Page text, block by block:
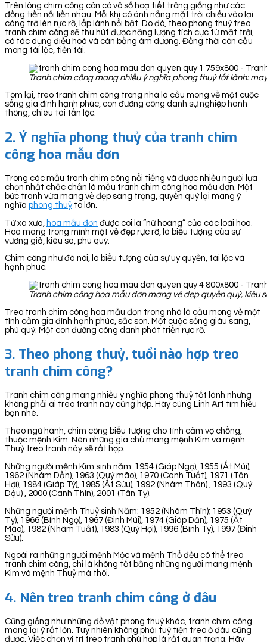
Trên lông chim công còn có vô số hoạ tiết trông giống như các
đồng tiền nối liền nhau. Mỗi khi có ánh nắng mặt trời chiếu vào lại
càng trở lên rực rỡ, lấp lánh nổi bật. Do đó, theo phong thuỷ treo
tranh chim công sẽ thu hút được năng lượng tích cực từ mặt trời,
có tác dụng điều hoà và cân bằng âm dương. Đồng thời còn cầu
mong tài lộc, tiền tài.
Tranh chim công mang nhiều ý nghĩa phong thuỷ tốt lành:
Tóm lại, treo tranh chim công trong nhà là cầu mong về một cuộc
sống gia đình hạnh phúc, con đường công danh sự nghiệp hanh
thông, chiêu tài tấn lộc.
2. Ý nghĩa phong thuỷ của tranh chim
công hoa mẫu đơn
Trong các mẫu tranh chim công nổi tiếng và được nhiều người lựa
chọn nhất chắc chắn là mẫu tranh chim công hoa mẫu đơn. Một
bức tranh vừa mang vẻ đẹp sang trọng, quyền quý lại mang ý
nghĩa phong thuỷ to lớn.
Từ xa xưa, hoa mẫu đơn được coi là “nữ hoàng” của các loài hoa.
Hoa mang trong mình một vẻ đẹp rực rỡ, là biểu tượng của sự
vương giả, kiêu sa, phú quý.
Chim công như đã nói, là biểu tượng của sự uy quyền, tài lộc và
hạnh phúc.
Tranh chim công hoa mẫu đơn mang vẻ đẹp quyền quý, kiêu
Treo tranh chim công hoa mẫu đơn trong nhà là cầu mong về một
tình cảm gia đình hạnh phúc, sắc son. Một cuộc sống giàu sang,
phú quý. Một con đường công danh phát triển rực rỡ.
3. Theo phong thuỷ, tuổi nào hợp treo
tranh chim công?
Tranh chim công mang nhiều ý nghĩa phong thuỷ tốt lành nhưng
không phải ai treo tranh này cũng hợp. Hãy cùng Linh Art tìm hiểu
bạn nhé.
Theo ngũ hành, chim công biểu tượng cho tình cảm vợ chồng,
thuộc mệnh Kim. Nên những gia chủ mang mệnh Kim và mệnh
Thuỷ treo tranh này sẽ rất hợp.
Những người mệnh Kim sinh năm: 1954 (Giáp Ngọ), 1955 (Ất Mùi),
1962 (Nhâm Dần), 1963 (Quý mão), 1970 (Canh Tuất), 1971 (Tân
Hợi), 1984 (Giáp Tý), 1985 (Ất Sửu), 1992 (Nhâm Thân) , 1993 (Quý
Dậu) , 2000 (Canh Thìn), 2001 (Tân Tỵ).
Những người mệnh Thuỷ sinh Năm: 1952 (Nhâm Thìn); 1953 (Quý
Tỵ), 1966 (Bính Ngọ), 1967 (Đinh Mùi), 1974 (Giáp Dần), 1975 (Ất
Mão), 1982 (Nhâm Tuất), 1983 (Quý Hợi), 1996 (Bính Tý), 1997 (Đinh
Sửu).
Ngoài ra những người mệnh Mộc và mệnh Thổ đều có thể treo
tranh chim công, chỉ là không tốt bằng những người mang mệnh
Kim và mệnh Thuỷ mà thôi.
4. Nên treo tranh chim công ở đâu
Cũng giống như những đồ vật phong thuỷ khác, tranh chim công
mang lại ý rất lớn. Tuy nhiên không phải tuỳ tiện treo ở đâu cũng
được. Việc chọn vị trí treo tranh phù hợp là rất quan trọng. Hãy